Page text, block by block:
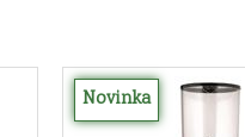
Novinka